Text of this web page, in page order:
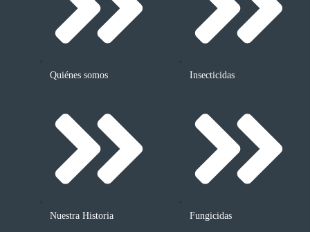
Quiénes somos
Nuestra Historia
Insecticidas
Fungicidas